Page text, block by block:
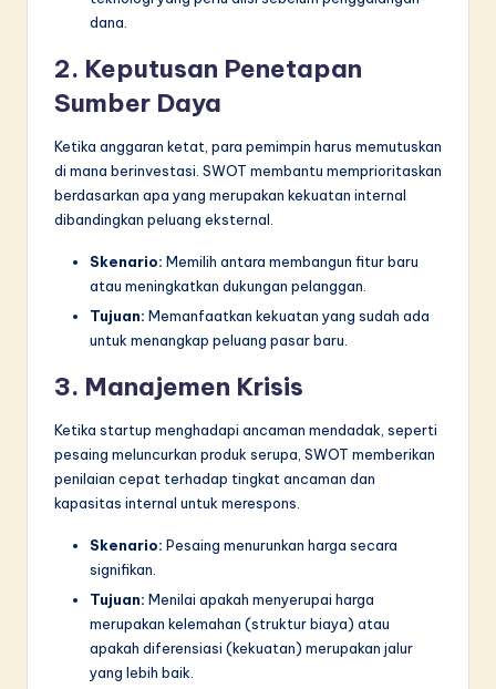
dana.
2. Keputusan Penetapan
Sumber Daya
Ketika anggaran ketat, para pemimpin harus memutuskan
di mana berinvestasi. SWOT membantu memprioritaskan
berdasarkan apa yang merupakan kekuatan internal
dibandingkan peluang eksternal.
Skenario: Memilih antara membangun fitur baru
atau meningkatkan dukungan pelanggan.
Tujuan: Memanfaatkan kekuatan yang sudah ada
untuk menangkap peluang pasar baru.
3. Manajemen Krisis
Ketika startup menghadapi ancaman mendadak, seperti
pesaing meluncurkan produk serupa, SWOT memberikan
penilaian cepat terhadap tingkat ancaman dan
kapasitas internal untuk merespons.
Skenario: Pesaing menurunkan harga secara
signifikan.
Tujuan: Menilai apakah menyerupai harga
merupakan kelemahan (struktur biaya) atau
apakah diferensiasi (kekuatan) merupakan jalur
yang lebih baik.